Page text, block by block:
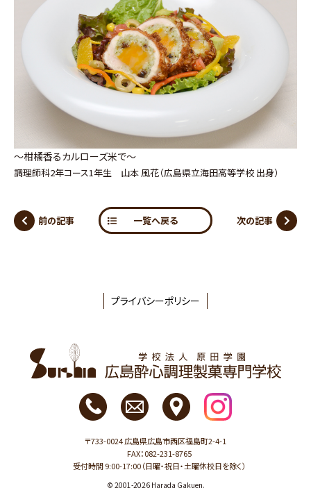
～柑橘香るカルローズ米で～
調理師科2年コース1年生 山本 風花（広島県立海田高等学校 出身）
前の記事 一覧へ戻る 次の記事
プライバシーポリシー
〒733-0024 広島県広島市西区福島町2-4-1
FAX：082-231-8765
受付時間 9:00-17:00（日曜・祝日・土曜休校日を除く）
© 2001-2026 Harada Gakuen.